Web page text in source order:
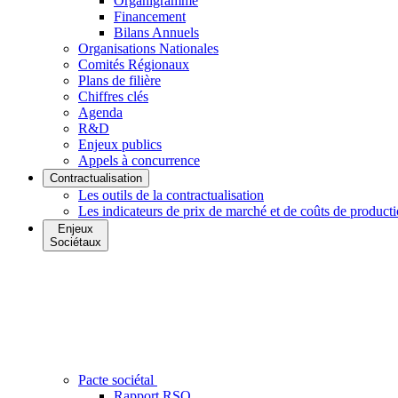
Financement
Bilans Annuels
Organisations Nationales
Comités Régionaux
Plans de filière
Chiffres clés
Agenda
R&D
Enjeux publics
Appels à concurrence
Contractualisation
Les outils de la contractualisation
Les indicateurs de prix de marché et de coûts de
Enjeux
Sociétaux
Pacte sociétal